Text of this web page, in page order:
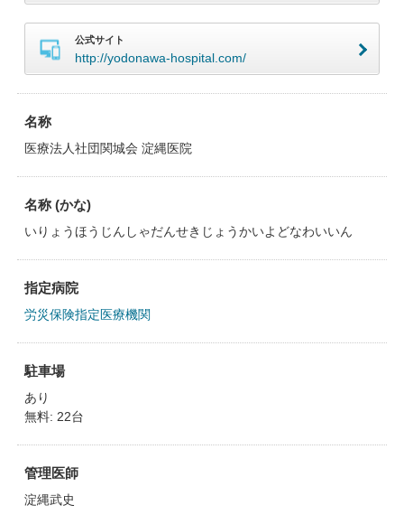
公式サイト
http://yodonawa-hospital.com/
名称
医療法人社団関城会 淀縄医院
名称 (かな)
いりょうほうじんしゃだんせきじょうかいよどなわいいん
指定病院
労災保険指定医療機関
駐車場
あり
無料: 22台
管理医師
淀縄武史